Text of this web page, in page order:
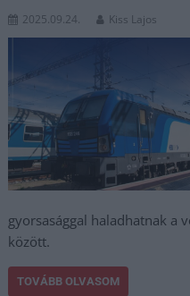
2025.09.24. Kiss Lajos
gyorsasággal haladhatnak a
között.
TOVÁBB OLVASOM